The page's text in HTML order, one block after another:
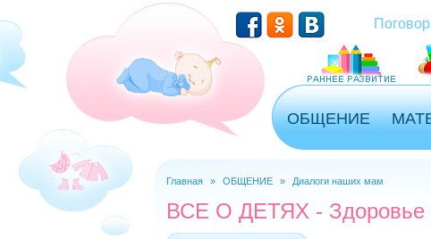
Перейти к основному содержанию
ОБЩЕНИЕ
Главная » ОБЩЕНИЕ » Диалоги наших мам
ВСЕ О ДЕТЯХ - Здоровье